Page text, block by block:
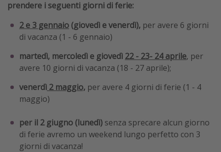
prendere i seguenti giorni di ferie:
2 e 3 gennaio (giovedì e venerdì), per avere 6 giorni
di vacanza (1 - 6 gennaio)
martedì, mercoledì e giovedì 22 - 23- 24 aprile, per
avere 10 giorni di vacanza (18 - 27 aprile);
venerdì 2 maggio, per avere 4 giorni di ferie (1 - 4
maggio)
per il 2 giugno (lunedì) senza sprecare alcun giorno
di ferie avremo un weekend lungo perfetto con 3
giorni di vacanza!